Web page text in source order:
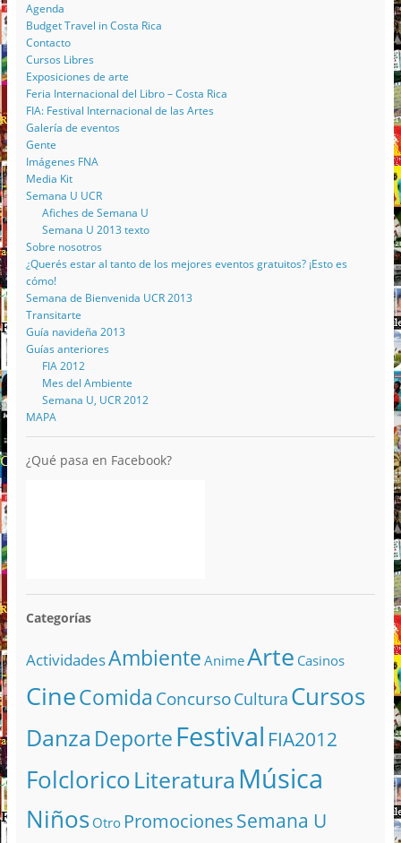
Agenda
Budget Travel in Costa Rica
Contacto
Cursos Libres
Exposiciones de arte
Feria Internacional del Libro – Costa Rica
FIA: Festival Internacional de las Artes
Galería de eventos
Gente
Imágenes FNA
Media Kit
Semana U UCR
Afiches de Semana U
Semana U 2013 texto
Sobre nosotros
¿Querés estar al tanto de los mejores eventos gratuitos? ¡Esto es
cómo!
Semana de Bienvenida UCR 2013
Transitarte
Guía navideña 2013
Guías anteriores
FIA 2012
Mes del Ambiente
Semana U, UCR 2012
MAPA
¿Qué pasa en Facebook?
Categorías
ActividadesAmbiente AnimeArte Casinos
CineComida ConcursoCultura Cursos
Danza DeporteFestival FIA2012
FolcloricoLiteratura Música
Niños Otro PromocionesSemana U